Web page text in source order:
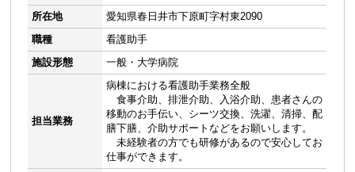
所在地
愛知県春日井市下原町字村東2090
職種
看護助手
施設形態
一般・大学病院
担当業務
病棟における看護助手業務全般
食事介助、排泄介助、入浴介助、患者さんの
移動のお手伝い、シーツ交換、洗濯、清掃、配
膳下膳、介助サポートなどをお願いします。
未経験者の方でも研修があるので安心してお
仕事ができます。